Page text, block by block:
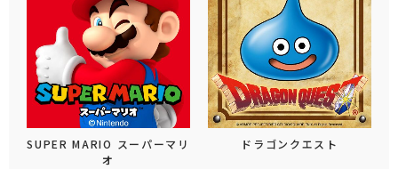
SUPER MARIO スーパーマリ
オ
ドラゴンクエスト